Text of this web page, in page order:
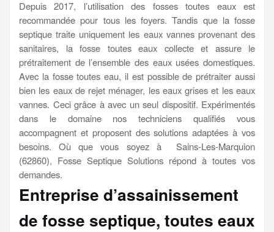
Depuis 2017, l’utilisation des fosses toutes eaux est
recommandée pour tous les foyers. Tandis que la fosse
septique traite uniquement les eaux vannes provenant des
sanitaires, la fosse toutes eaux collecte et assure le
prétraitement de l’ensemble des eaux usées domestiques.
Avec la fosse toutes eau, il est possible de prétraiter aussi
bien les eaux de rejet ménager, les eaux grises et les eaux
vannes. Ceci grâce à avec un seul dispositif. Expérimentés
dans le domaine nos techniciens qualifiés vous
accompagnent et proposent des solutions adaptées à vos
besoins. Où que vous soyez à Sains-Les-Marquion
(62860), Fosse Septique Solutions répond à toutes vos
demandes.
Entreprise d’assainissement
de fosse septique, toutes eaux